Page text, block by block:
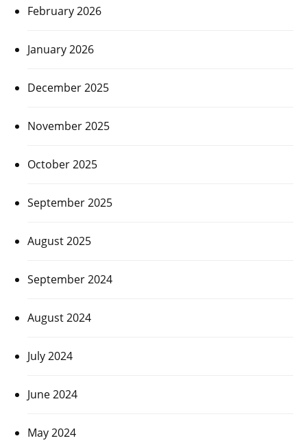
February 2026
January 2026
December 2025
November 2025
October 2025
September 2025
August 2025
September 2024
August 2024
July 2024
June 2024
May 2024